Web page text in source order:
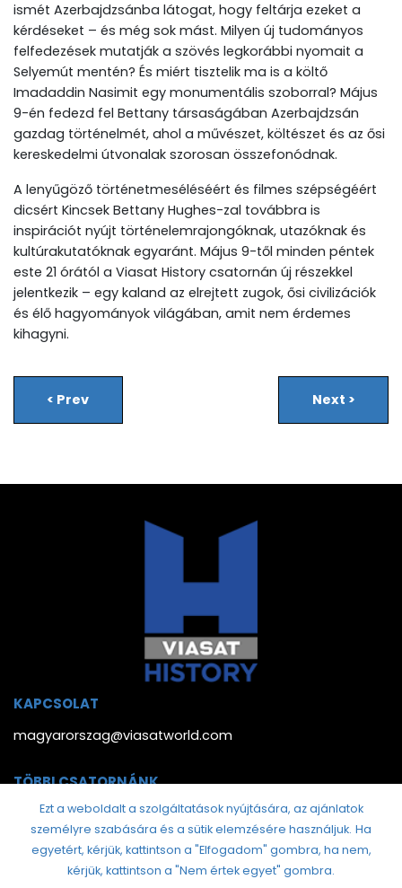
ismét Azerbajdzsánba látogat, hogy feltárja ezeket a
kérdéseket – és még sok mást. Milyen új tudományos
felfedezések mutatják a szövés legkorábbi nyomait a
Selyemút mentén? És miért tisztelik ma is a költő
Imadaddin Nasimit egy monumentális szoborral? Május
9-én fedezd fel Bettany társaságában Azerbajdzsán
gazdag történelmét, ahol a művészet, költészet és az ősi
kereskedelmi útvonalak szorosan összefonódnak.
A lenyűgöző történetmeséléséért és filmes szépségéért
dicsért Kincsek Bettany Hughes-zal továbbra is
inspirációt nyújt történelemrajongóknak, utazóknak és
kultúrakutatóknak egyaránt. Május 9-től minden péntek
este 21 órától a Viasat History csatornán új részekkel
jelentkezik – egy kaland az elrejtett zugok, ősi civilizációk
és élő hagyományok világában, amit nem érdemes
kihagyni.
< Prev Next >
KAPCSOLAT
magyarorszag@viasatworld.com
TÖBBI CSATORNÁNK
Ezt a weboldalt a szolgáltatások nyújtására, az ajánlatok
személyre szabására és a sütik elemzésére használjuk. Ha
egyetért, kérjük, kattintson a "Elfogadom" gombra, ha nem,
kérjük, kattintson a "Nem értek egyet" gombra.